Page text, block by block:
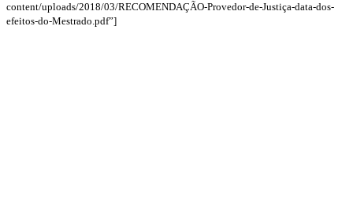
content/uploads/2018/03/RECOMENDAÇÃO-Provedor-de-Justiça-data-dos-
efeitos-do-Mestrado.pdf”]